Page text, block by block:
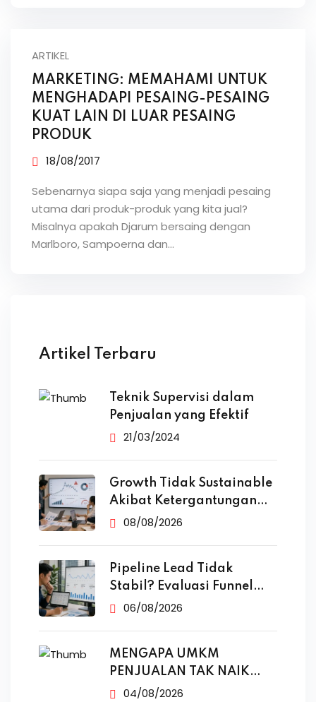
ARTIKEL
MARKETING: MEMAHAMI UNTUK
MENGHADAPI PESAING-PESAING
KUAT LAIN DI LUAR PESAING
PRODUK
18/08/2017
Sebenarnya siapa saja yang menjadi pesaing
utama dari produk-produk yang kita jual?
Misalnya apakah Djarum bersaing dengan
Marlboro, Sampoerna dan…
Artikel Terbaru
Teknik Supervisi dalam
Penjualan yang Efektif
21/03/2024
Growth Tidak Sustainable
Akibat Ketergantungan
Iklan
08/08/2026
Pipeline Lead Tidak
Stabil? Evaluasi Funnel
Marketing
06/08/2026
MENGAPA UMKM
PENJUALAN TAK NAIK
MESKI SUDAH
04/08/2026